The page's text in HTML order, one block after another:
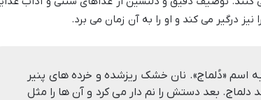
درگیر می کند و او را به آن زمان می برد.
اسم «دُلماج». نان خشک ریزشده و خرده های پنیر
بعد دستش را نم دار می کرد و آن ها را مثل